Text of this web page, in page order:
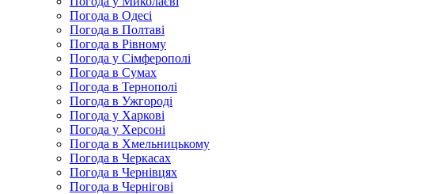
Погода в Одесі
Погода в Полтаві
Погода в Рівному
Погода у Сімферополі
Погода в Сумах
Погода в Тернополі
Погода в Ужгороді
Погода у Харкові
Погода у Херсоні
Погода в Хмельницькому
Погода в Черкасах
Погода в Чернівцях
Погода в Чернігові